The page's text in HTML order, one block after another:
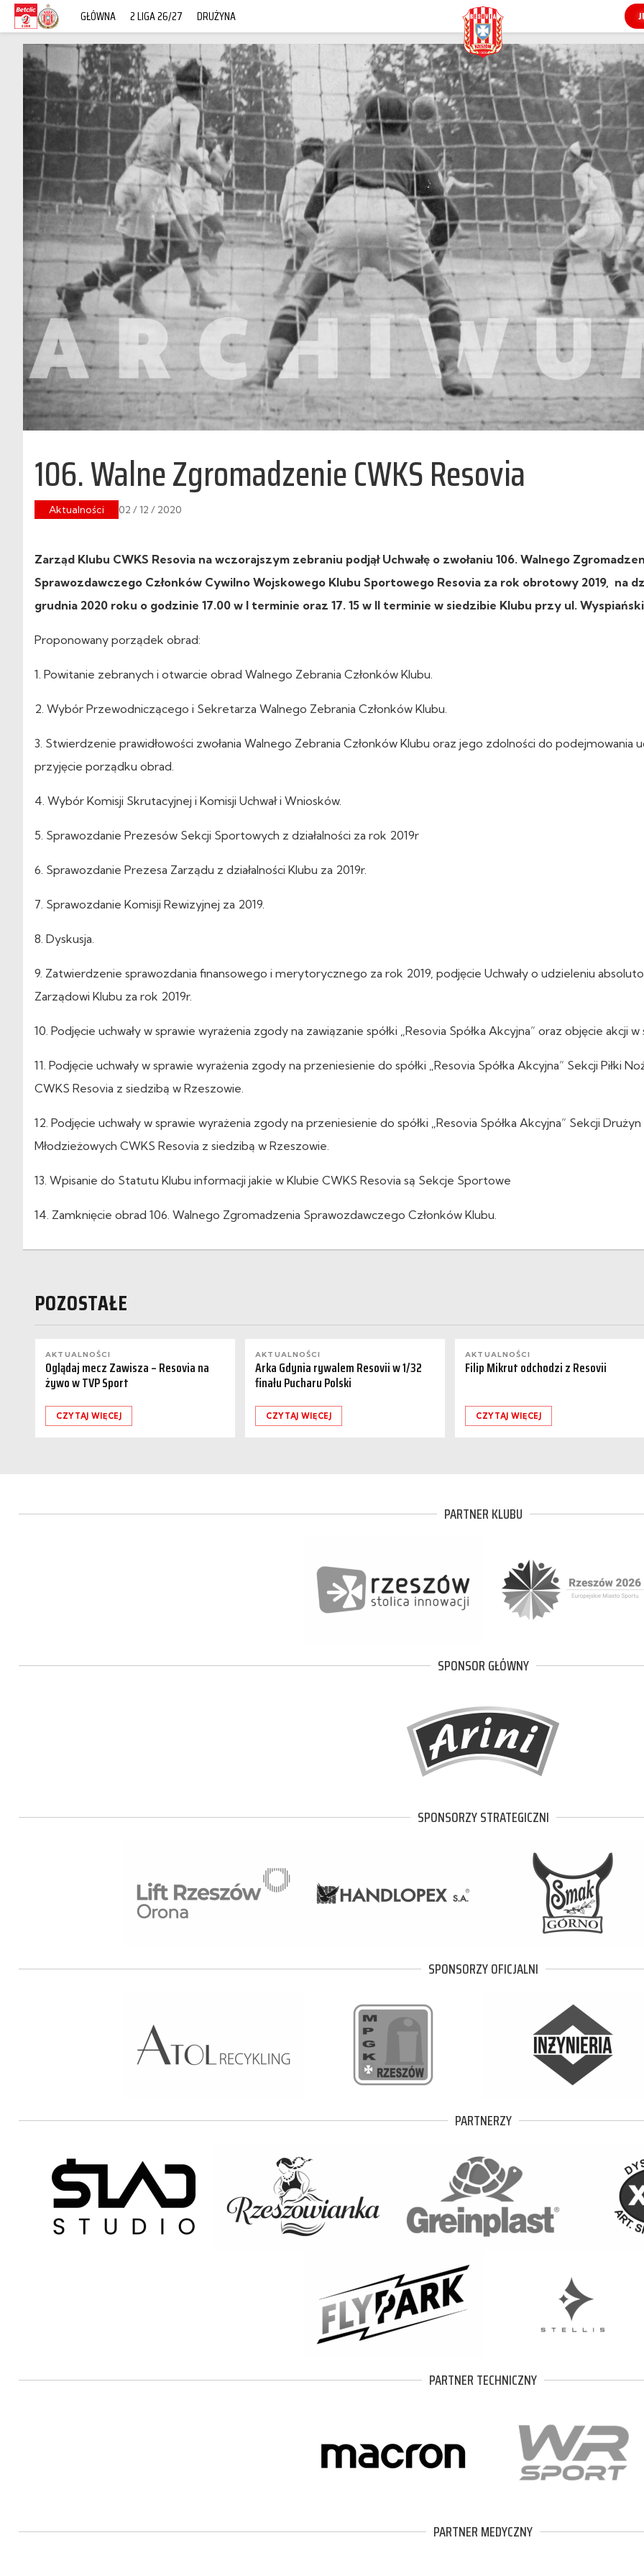
GŁÓWNA 2 LIGA 26/27 DRUŻYNA
106. Walne Zgromadzenie CWKS Resovia
Aktualności 02 / 12 / 2020
Zarząd Klubu CWKS Resovia na wczorajszym zebraniu podjął Uchwałę o zwołaniu 106. Walnego
Sprawozdawczego Członków Cywilno Wojskowego Klubu Sportowego Resovia za rok obrotowy 2019, na
grudnia 2020 roku o godzinie 17.00 w I terminie oraz 17. 15 w II terminie w siedzibie Klubu przy ul.
Proponowany porządek obrad:
1. Powitanie zebranych i otwarcie obrad Walnego Zebrania Członków Klubu.
2. Wybór Przewodniczącego i Sekretarza Walnego Zebrania Członków Klubu.
3. Stwierdzenie prawidłowości zwołania Walnego Zebrania Członków Klubu oraz jego zdolności do podejmowania
przyjęcie porządku obrad.
4. Wybór Komisji Skrutacyjnej i Komisji Uchwał i Wniosków.
5. Sprawozdanie Prezesów Sekcji Sportowych z działalności za rok 2019r
6. Sprawozdanie Prezesa Zarządu z działalności Klubu za 2019r.
7. Sprawozdanie Komisji Rewizyjnej za 2019.
8. Dyskusja.
9. Zatwierdzenie sprawozdania finansowego i merytorycznego za rok 2019, podjęcie Uchwały o udzieleniu
Zarządowi Klubu za rok 2019r.
10. Podjęcie uchwały w sprawie wyrażenia zgody na zawiązanie spółki „Resovia Spółka Akcyjna” oraz objęcie akcji w
11. Podjęcie uchwały w sprawie wyrażenia zgody na przeniesienie do spółki „Resovia Spółka Akcyjna” Sekcji Piłki
CWKS Resovia z siedzibą w Rzeszowie.
12. Podjęcie uchwały w sprawie wyrażenia zgody na przeniesienie do spółki „Resovia Spółka Akcyjna” Sekcji Drużyn
Młodzieżowych CWKS Resovia z siedzibą w Rzeszowie.
13. Wpisanie do Statutu Klubu informacji jakie w Klubie CWKS Resovia są Sekcje Sportowe
14. Zamknięcie obrad 106. Walnego Zgromadzenia Sprawozdawczego Członków Klubu.
POZOSTAŁE
AKTUALNOŚCI
Oglądaj mecz Zawisza – Resovia na
żywo w TVP Sport
CZYTAJ WIĘCEJ
AKTUALNOŚCI
Arka Gdynia rywalem Resovii w 1/32
finału Pucharu Polski
CZYTAJ WIĘCEJ
AKTUALNOŚCI
Filip Mikrut odchodzi z Resovii
CZYTAJ WIĘCEJ
PARTNER KLUBU
SPONSOR GŁÓWNY
SPONSORZY STRATEGICZNI
SPONSORZY OFICJALNI
PARTNERZY
PARTNER TECHNICZNY
PARTNER MEDYCZNY